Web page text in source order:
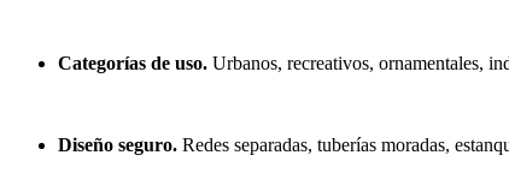
Categorías de uso. Urbanos, recreativos, ornamentales,
Diseño seguro. Redes separadas, tuberías moradas,